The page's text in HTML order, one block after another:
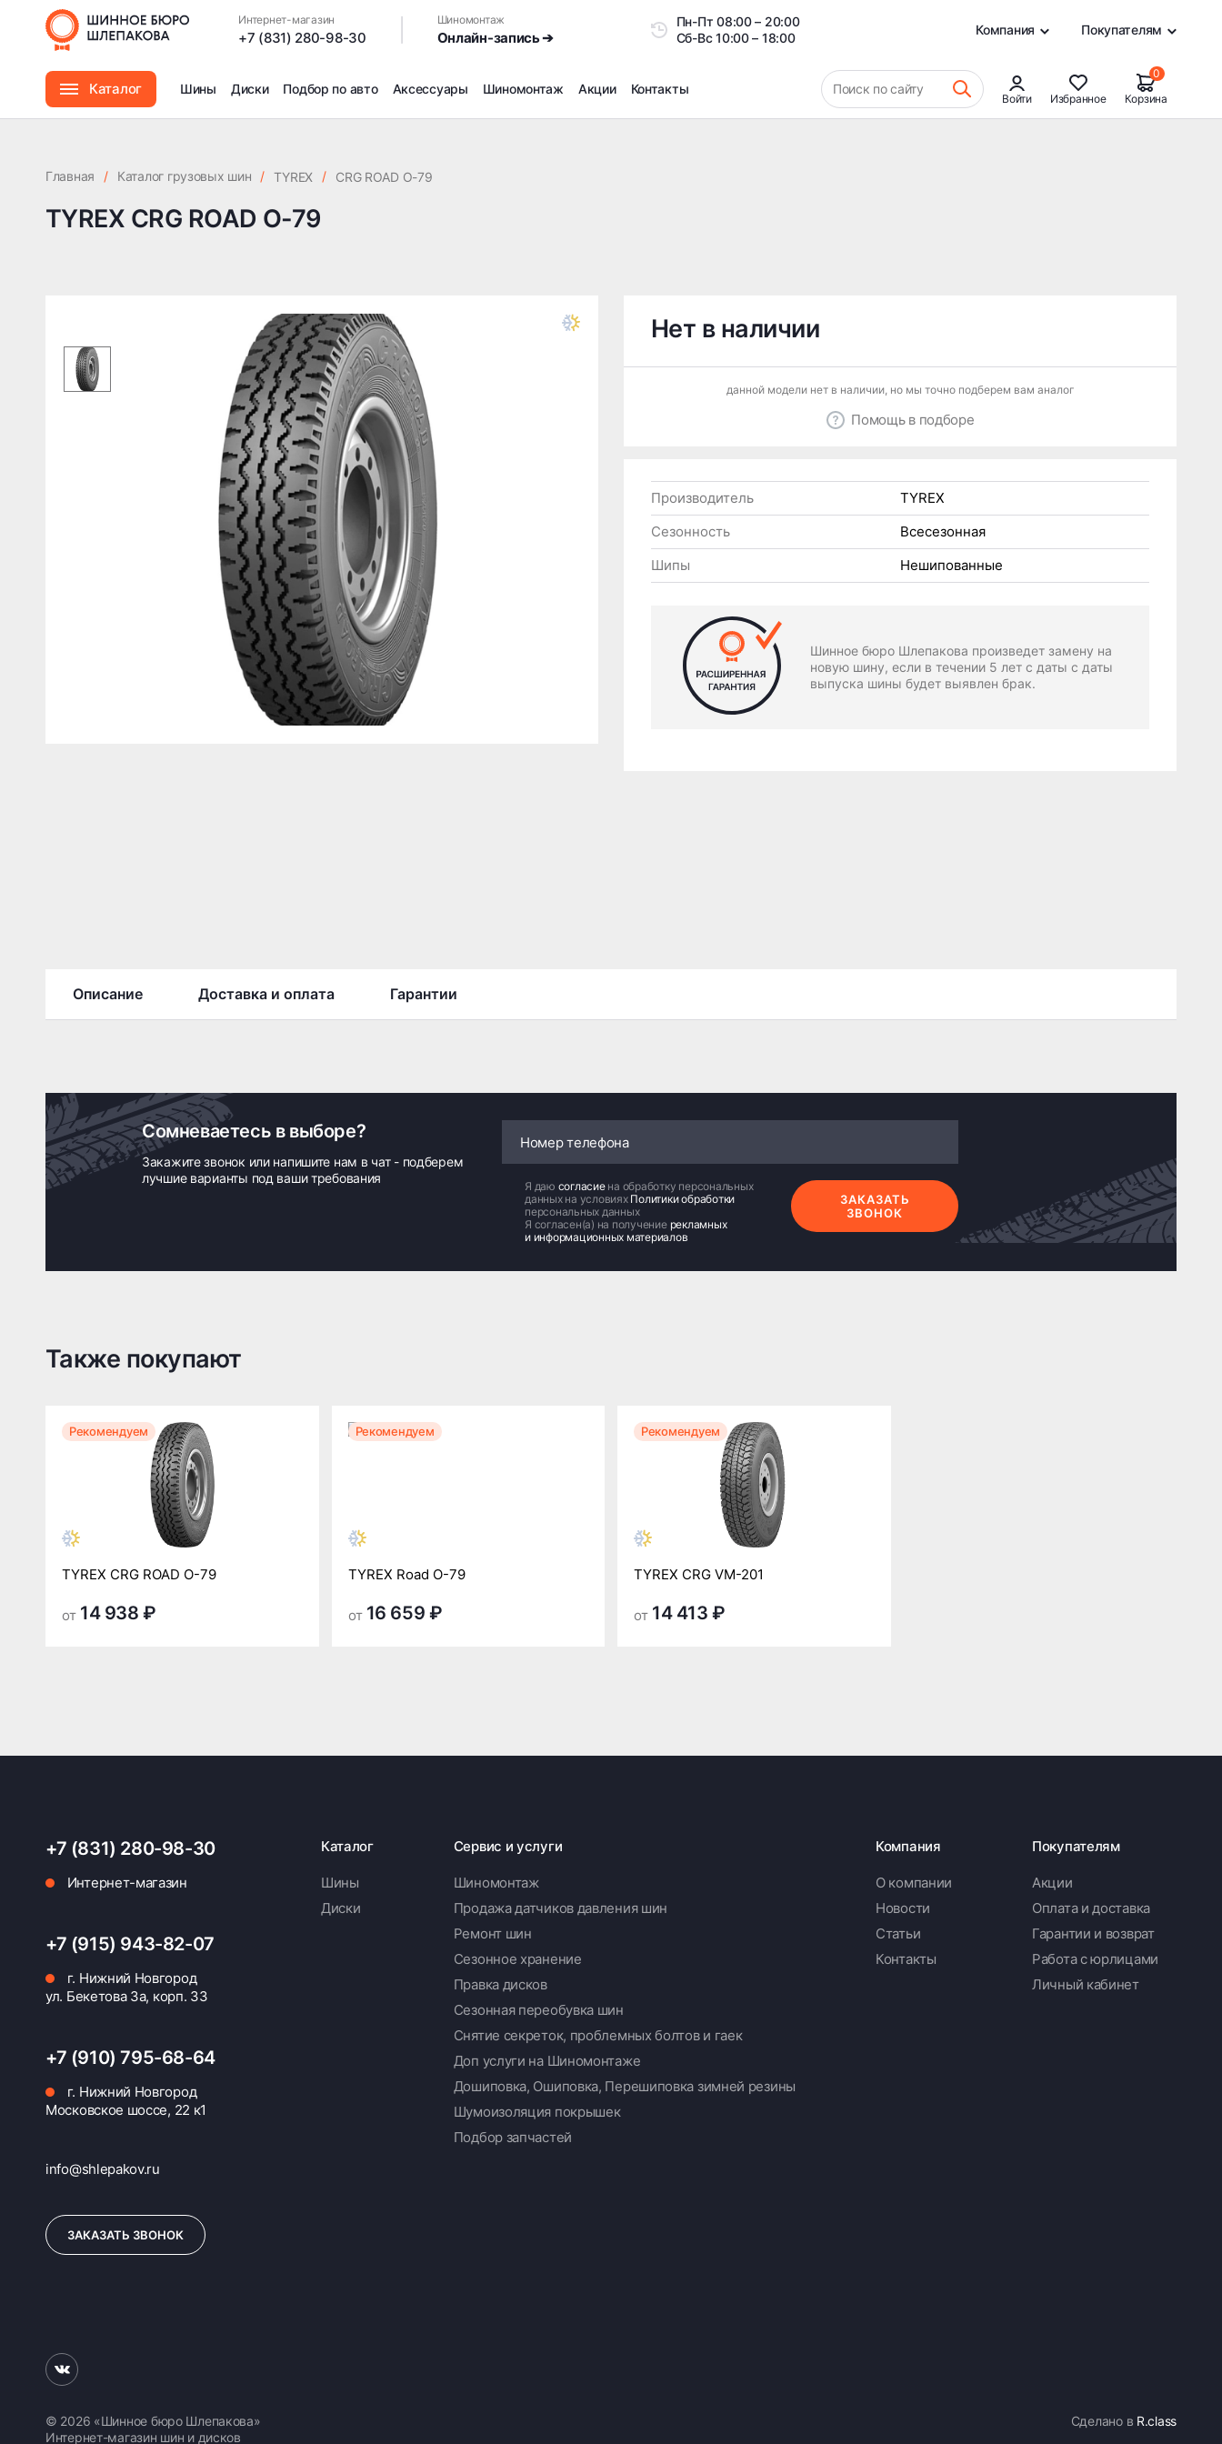
Интернет-магазин
+7 (831) 280-98-30
Шиномонтаж
Онлайн-запись ➔
Пн-Пт08:00 – 20:00
Сб-Вс10:00 – 18:00
Компания Покупателям
Каталог Шины Диски Подбор по авто Аксессуары Шиномонтаж
Доп услуги на Шиномонтаже
Дошиповка, Ошиповка, Перешиповка зимней резины
Подбор запчастей
Акции Контакты Поиск по сайту
Войти Избранное
0
Корзина
Главная / Каталог грузовых шин / TYREX / CRG ROAD О-79
TYREX CRG ROAD О-79
Нет в наличии
данной модели нет в наличии, но мы точно подберем вам аналог
Помощь в подборе
Производитель
TYREX
Сезонность
Всесезонная
Шипы
Нешипованные
Шинное бюро Шлепакова произведет замену на
новую шину, если в течении 5 лет с даты с даты
выпуска шины будет выявлен брак.
Описание Доставка и оплата Гарантии
Сомневаетесь в выборе?
Закажите звонок или напишите нам в чат - подберем
лучшие варианты под ваши требования
Я даю согласие на обработку персональных
данных на условиях Политики обработки
персональных данных
Я согласен(а) на получение рекламных
и информационных материалов
ЗАКАЗАТЬ
ЗВОНОК
Также покупают
Рекомендуем
TYREX CRG ROAD О-79
от 14 938 ₽
Рекомендуем
TYREX Road O-79
от 16 659 ₽
Рекомендуем
TYREX CRG VM-201
от 14 413 ₽
+7 (831) 280-98-30
Интернет-магазин
+7 (915) 943-82-07
г. Нижний Новгород
ул. Бекетова 3а, корп. 33
+7 (910) 795-68-64
г. Нижний Новгород
Московское шоссе, 22 к1
info@shlepakov.ru
ЗАКАЗАТЬ ЗВОНОК
Каталог
Шины
Диски
Сервис и услуги
Шиномонтаж
Продажа датчиков давления шин
Ремонт шин
Сезонное хранение
Правка дисков
Сезонная переобувка шин
Снятие секреток, проблемных болтов и гаек
Доп услуги на Шиномонтаже
Дошиповка, Ошиповка, Перешиповка зимней резины
Шумоизоляция покрышек
Подбор запчастей
Компания
О компании
Новости
Статьи
Контакты
Покупателям
Акции
Оплата и доставка
Гарантии и возврат
Работа с юрлицами
Личный кабинет
© 2026 «Шинное бюро Шлепакова»
Интернет-магазин шин и дисков
Сделано в R.class